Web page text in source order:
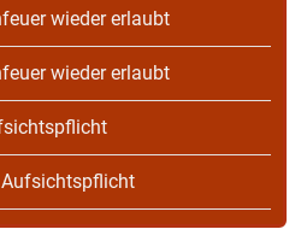
wieder erlaubt
wieder erlaubt